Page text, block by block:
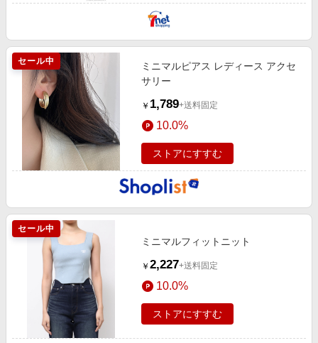
セール中
ミニマルピアス レディース アクセ
サリー
￥ 1,789+送料固定
10.0%
ストアにすすむ
セール中
ミニマルフィットニット
￥ 2,227+送料固定
10.0%
ストアにすすむ